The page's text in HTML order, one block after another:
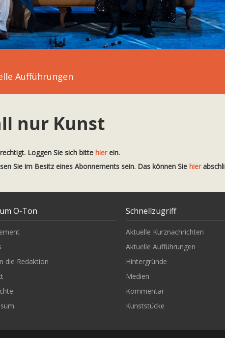
Aufführungen
nur Kunst
Loggen Sie sich bitte hierein.
Sie im Besitz eines Abonnements sein. Das können Sie hier
O-Ton
die Redaktion
Schnellzugriff
Aktuelle Kurznachrichten
Aktuelle Aufführungen
Hintergründe
Medien
Kommentar
Kunststücke